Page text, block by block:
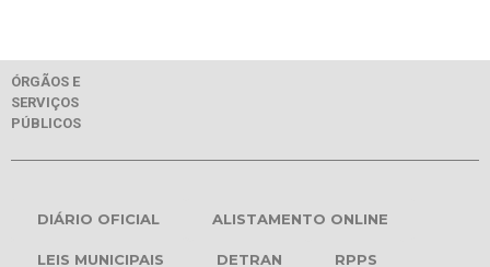
ÓRGÃOS E
SERVIÇOS
PÚBLICOS
DIÁRIO OFICIAL ALISTAMENTO ONLINE
LEIS MUNICIPAIS DETRAN RPPS